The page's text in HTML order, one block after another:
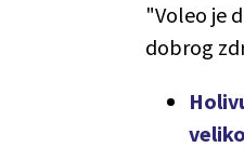
"Voleo je
dobrog